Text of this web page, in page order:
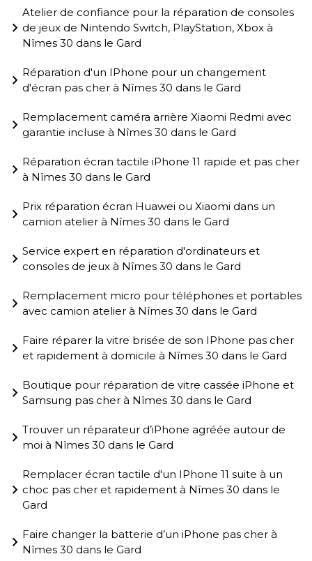
Atelier de confiance pour la réparation de consoles
de jeux de Nintendo Switch, PlayStation, Xbox à
Nîmes 30 dans le Gard
Réparation d'un IPhone pour un changement
d'écran pas cher à Nîmes 30 dans le Gard
Remplacement caméra arrière Xiaomi Redmi avec
garantie incluse à Nîmes 30 dans le Gard
Réparation écran tactile iPhone 11 rapide et pas cher
à Nîmes 30 dans le Gard
Prix réparation écran Huawei ou Xiaomi dans un
camion atelier à Nîmes 30 dans le Gard
Service expert en réparation d'ordinateurs et
consoles de jeux à Nîmes 30 dans le Gard
Remplacement micro pour téléphones et portables
avec camion atelier à Nîmes 30 dans le Gard
Faire réparer la vitre brisée de son IPhone pas cher
et rapidement à domicile à Nîmes 30 dans le Gard
Boutique pour réparation de vitre cassée iPhone et
Samsung pas cher à Nîmes 30 dans le Gard
Trouver un réparateur d’iPhone agréée autour de
moi à Nîmes 30 dans le Gard
Remplacer écran tactile d'un IPhone 11 suite à un
choc pas cher et rapidement à Nîmes 30 dans le
Gard
Faire changer la batterie d’un iPhone pas cher à
Nîmes 30 dans le Gard